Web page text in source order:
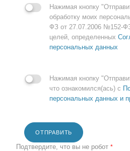
Нажимая кнопку
обработку моих
ФЗ от 27.07.2006 №152-
целей, определенных
персональных данных
Нажимая кнопку
что ознакомился(ась) с
персональных данных и
ОТПРАВИТЬ
Подтвердите, что вы не робот *